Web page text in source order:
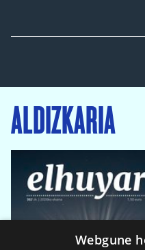
ALDIZKARIA
Webgune